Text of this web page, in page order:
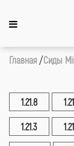
Главная Сиды
1.21.8
1.21.3